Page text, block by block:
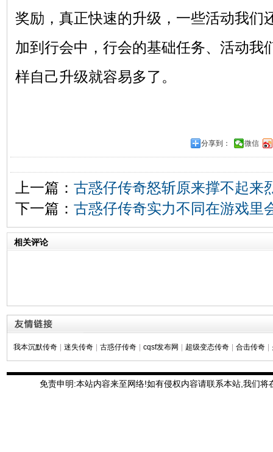
奖励，真正快速的升级，一些活动我们
加到行会中，行会的基础任务、活动我
样自己升级就容易多了。
分享到： 微信
上一篇： 古惑仔传奇怒斩原来撑不起来
下一篇： 古惑仔传奇实力不同在游戏里
相关评论
我本沉默传奇 迷失传奇 古惑仔传奇 cqsf发布网 超级变态传奇 合击传奇
免责申明:本站内容来至网络!如有侵权内容请联系本站,我们